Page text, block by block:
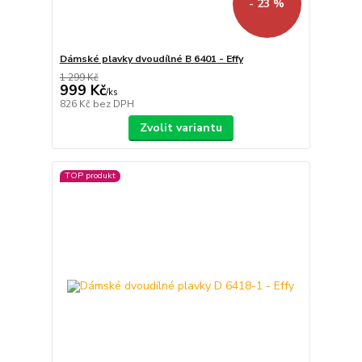
- 23 %
Dámské plavky dvoudílné B 6401 - Effy
1 299 Kč
999 Kč/ks
826 Kč bez DPH
Zvolit variantu
TOP produkt